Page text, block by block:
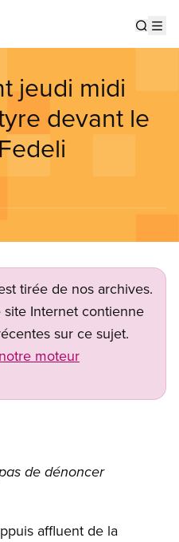
jeudi midi
devant le
tirée de nos archives.
Internet contienne
sur ce sujet.
moteur
de dénoncer
affluent de la